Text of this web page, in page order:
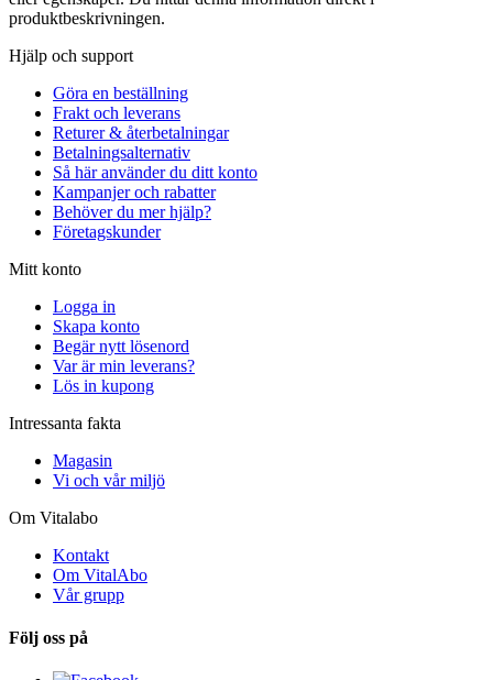
produktbeskrivningen.
Hjälp och support
Göra en beställning
Frakt och leverans
Returer & återbetalningar
Betalningsalternativ
Så här använder du ditt konto
Kampanjer och rabatter
Behöver du mer hjälp?
Företagskunder
Mitt konto
Logga in
Skapa konto
Begär nytt lösenord
Var är min leverans?
Lös in kupong
Intressanta fakta
Magasin
Vi och vår miljö
Om Vitalabo
Kontakt
Om VitalAbo
Vår grupp
Följ oss på